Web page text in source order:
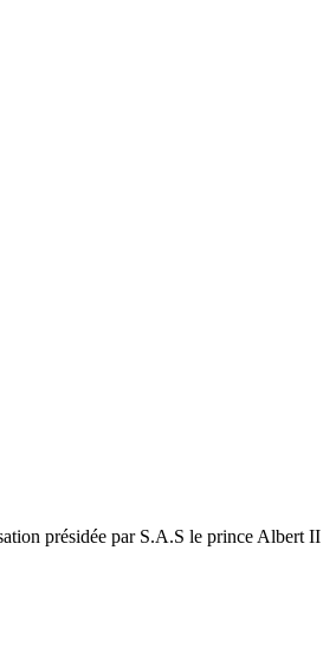
présidée par S.A.S le prince Albert